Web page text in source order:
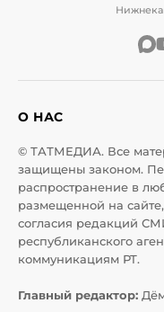
О НАС
© ТАТМЕДИА. Все
защищены законом.
распространение в
размещенной на
согласия редакций
республиканского
коммуникациям РТ.
Главный редактор: